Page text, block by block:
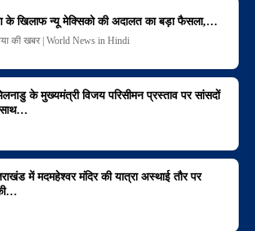
के खिलाफ न्यू मेक्सिको की अदालत का बड़ा फैसला,…
की खबर | World News in Hindi
के मुख्यमंत्री विजय परिसीमन प्रस्ताव पर सांसदों
में मदमहेश्वर मंदिर की यात्रा अस्थाई तौर पर